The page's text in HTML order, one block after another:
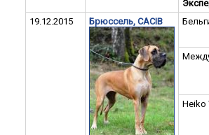
19.12.2015
Брюссель, CACIB
Heiko